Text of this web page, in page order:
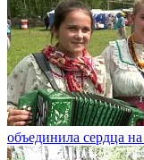
объединила сердца